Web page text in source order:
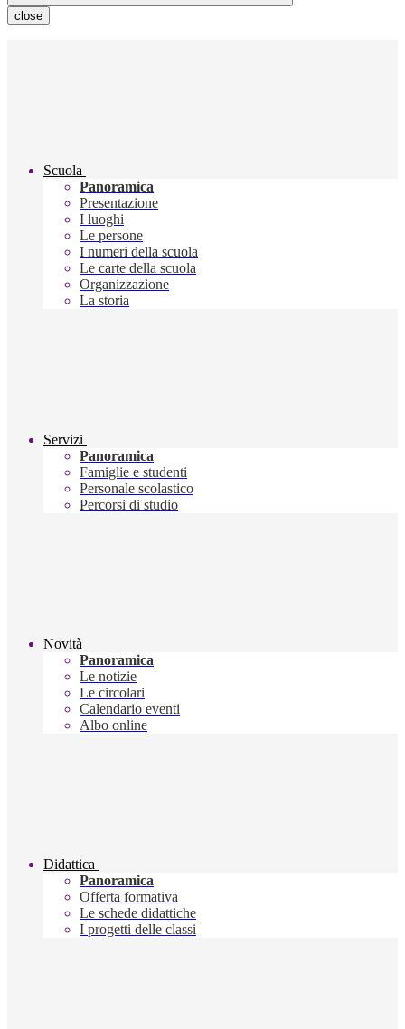
close
Scuola
Panoramica
Presentazione
I luoghi
Le persone
I numeri della scuola
Le carte della scuola
Organizzazione
La storia
Servizi
Panoramica
Famiglie e studenti
Personale scolastico
Percorsi di studio
Novità
Panoramica
Le notizie
Le circolari
Calendario eventi
Albo online
Didattica
Panoramica
Offerta formativa
Le schede didattiche
I progetti delle classi